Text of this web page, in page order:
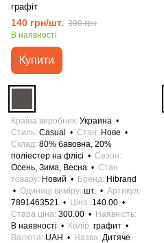
графіт
140 грн/шт. 300 грн
В наявності
Купити
Країна виробник Украина
Стиль Casual Стан
Нове
Склад 80% бавовна, 20%
поліестер на флісі
Сезон
Осень, Зима, Весна
Стан
товару Новий Бренд Hibrand
Одиниці виміру шт.
Артикул
7891463521
Ціна 140.00
Стара ціна 300.00
Наявність
В наявності
Колір графит
Валюта UAH Назва Дитяче